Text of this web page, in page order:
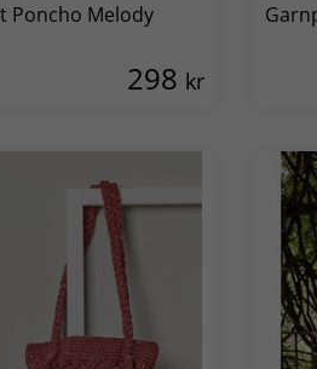
Poncho Melody
298 kr